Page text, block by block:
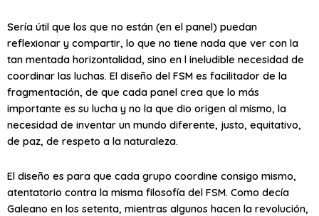
Sería útil que los que no están (en el panel) puedan
reflexionar y compartir, lo que no tiene nada que ver con la
tan mentada horizontalidad, sino en l ineludible necesidad de
coordinar las luchas. El diseño del FSM es facilitador de la
fragmentación, de que cada panel crea que lo más
importante es su lucha y no la que dio origen al mismo, la
necesidad de inventar un mundo diferente, justo, equitativo,
de paz, de respeto a la naturaleza.
El diseño es para que cada grupo coordine consigo mismo,
atentatorio contra la misma filosofía del FSM. Como decía
Galeano en los setenta, mientras algunos hacen la revolución,